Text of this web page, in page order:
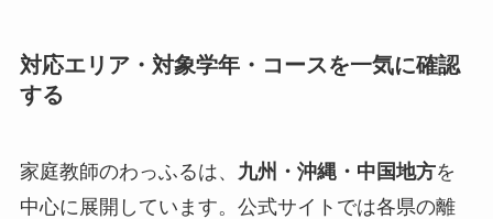
対応エリア・対象学年・コースを一気に確認
する
家庭教師のわっふるは、 九州・沖縄・中国地方を
中心に展開しています。公式サイトでは各県の離